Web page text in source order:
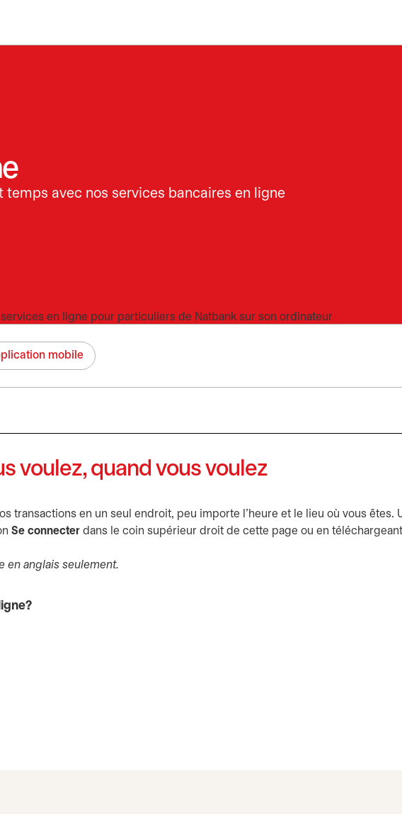
avec nos services bancaires en ligne
mobile
voulez, quand vous voulez
transactions en un seul endroit, peu importe l’heure et le lieu où vous êtes.
Se connecter dans le coin supérieur droit de cette page ou en
en anglais seulement.